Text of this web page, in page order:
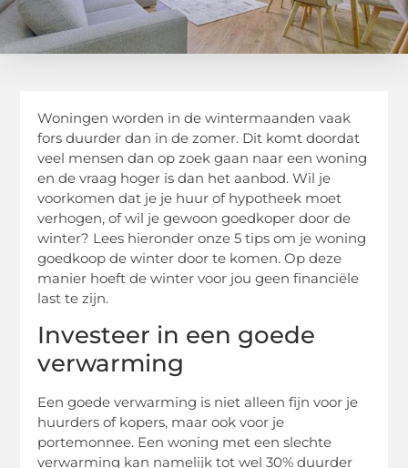
Woningen worden in de wintermaanden vaak
fors duurder dan in de zomer. Dit komt doordat
veel mensen dan op zoek gaan naar een woning
en de vraag hoger is dan het aanbod. Wil je
voorkomen dat je je huur of hypotheek moet
verhogen, of wil je gewoon goedkoper door de
winter? Lees hieronder onze 5 tips om je woning
goedkoop de winter door te komen. Op deze
manier hoeft de winter voor jou geen financiële
last te zijn.
Investeer in een goede
verwarming
Een goede verwarming is niet alleen fijn voor je
huurders of kopers, maar ook voor je
portemonnee. Een woning met een slechte
verwarming kan namelijk tot wel 30% duurder